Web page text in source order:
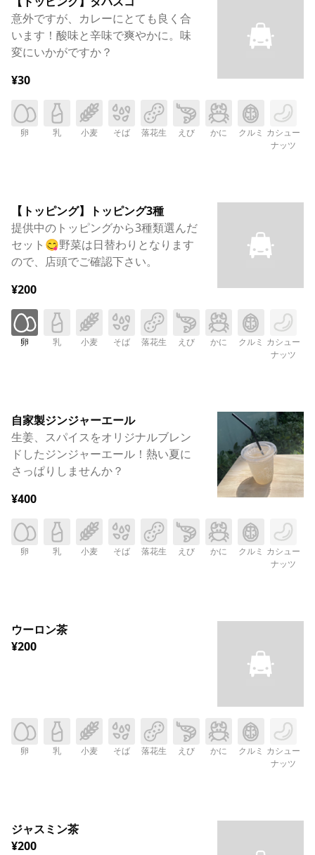
意外ですが、カレーにとても良く合
います！酸味と辛味で爽やかに。味
変にいかがですか？
¥30
卵 乳 小麦 そば 落花生 えび かに クルミ カシュー
ナッツ
【トッピング】トッピング3種
提供中のトッピングから3種類選んだ
セット😋野菜は日替わりとなります
ので、店頭でご確認下さい。
¥200
卵 乳 小麦 そば 落花生 えび かに クルミ カシュー
ナッツ
自家製ジンジャーエール
生姜、スパイスをオリジナルブレン
ドしたジンジャーエール！熱い夏に
さっぱりしませんか？
¥400
卵 乳 小麦 そば 落花生 えび かに クルミ カシュー
ナッツ
ウーロン茶
¥200
卵 乳 小麦 そば 落花生 えび かに クルミ カシュー
ナッツ
ジャスミン茶
¥200